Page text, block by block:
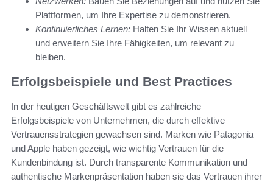
Plattformen, um Ihre Expertise zu demonstrieren.
Kontinuierliches Lernen: Halten Sie Ihr Wissen aktuell
und erweitern Sie Ihre Fähigkeiten, um relevant zu
bleiben.
Erfolgsbeispiele und Best Practices
In der heutigen Geschäftswelt gibt es zahlreiche
Erfolgsbeispiele von Unternehmen, die durch effektive
Vertrauensstrategien gewachsen sind. Marken wie Patagonia
und Apple haben gezeigt, wie wichtig Vertrauen für die
Kundenbindung ist. Durch transparente Kommunikation und
authentische Markenpräsentation haben sie das Vertrauen ihrer